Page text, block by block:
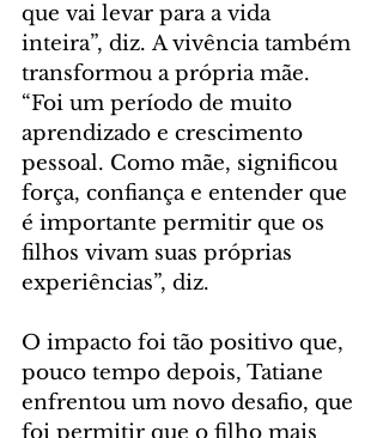
que vai levar para a vida
inteira”, diz. A vivência também
transformou a própria mãe.
“Foi um período de muito
aprendizado e crescimento
pessoal. Como mãe, significou
força, confiança e entender que
é importante permitir que os
filhos vivam suas próprias
experiências”, diz.
O impacto foi tão positivo que,
pouco tempo depois, Tatiane
enfrentou um novo desafio, que